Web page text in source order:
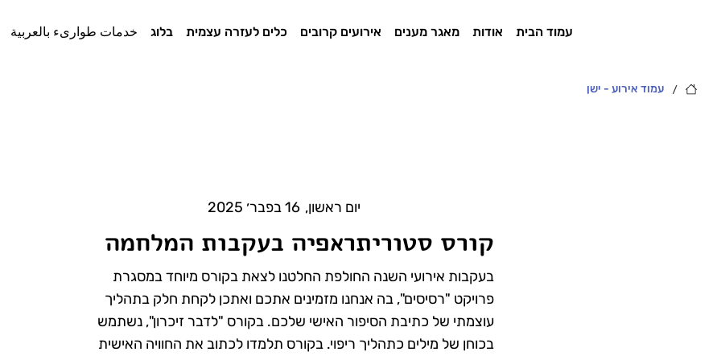
עמוד הבית אודות מאגר מענים אירועים קרובים כלים לעזרה עצמית בלוג خدمات طوارىء بالعربية
/ עמוד אירוע - ישן
16 בפבר׳ 2025 ,יום ראשון
קורס סטוריתראפיה בעקבות המלחמה
בעקבות אירועי השנה החולפת החלטנו לצאת בקורס מיוחד במסגרת
פרויקט "רסיסים", בה אנחנו מזמינים אתכם ואתכן לקחת חלק בתהליך
עוצמתי של כתיבת הסיפור האישי שלכם. בקורס "לדבר זיכרון", נשתמש
בכוחן של מילים כתהליך ריפוי. בקורס תלמדו לכתוב את החוויה האישית